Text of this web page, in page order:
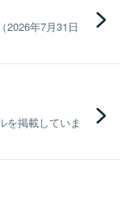
2026年7月31日
を掲載していま